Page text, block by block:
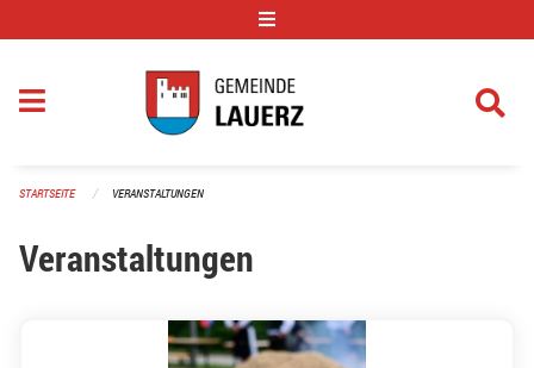
STARTSEITE VERANSTALTUNGEN
Veranstaltungen